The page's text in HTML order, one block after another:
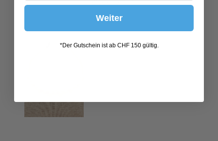
Weiter
*Der Gutschein ist ab CHF 150 gültig.